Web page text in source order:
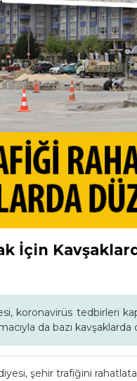
İçin
koronavirüs tedbirleri
da bazı
şehir trafiğini